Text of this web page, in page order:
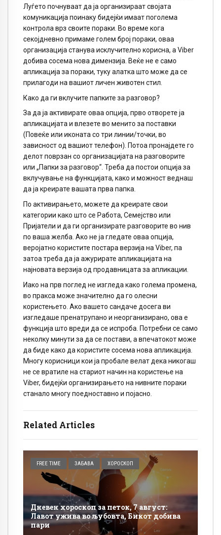
Related Articles
FREE TIME ЗАБАВА ХОРОСКОП
Дневен хороскоп за петок, 7 август:
Лавот ужива во љубовта, Бикот добива
пари
Луѓето почнуваат да ја организираат својата
комуникација поинаку бидејќи имаат поголема
контрола врз своите пораки. Во време кога
секојдневно примаме голем број пораки, оваа
организација станува исклучително корисна, а Viber
добива сосема нова димензија. Веќе не е само
апликација за пораки, туку алатка што може да се
прилагоди на вашиот личен животен стил.
Како да ги вклучите папките за разговор?
За да ја активирате оваа опција, прво отворете ја
апликацијата и влезете во менито за поставки
(Повеќе или иконата со три линии/точки, во
зависност од вашиот телефон). Потоа пронајдете го
делот поврзан со организацијата на разговорите
или „Папки за разговор“. Треба да постои опција за
вклучување на функцијата, како и можност веднаш
да ја креирате вашата прва папка.
По активирањето, можете да креирате свои
категории како што се Работа, Семејство или
Пријатели и да ги организирате разговорите во нив
по ваша желба. Ако не ја гледате оваа опција,
веројатно користите постара верзија на Viber, па
затоа треба да ја ажурирате апликацијата на
најновата верзија од продавницата за апликации.
Иако на прв поглед не изгледа како голема промена,
во пракса може значително да го олесни
користењето. Ако вашето сандаче досега ви
изгледаше пренатрупано и неорганизирано, ова е
функција што вреди да се испроба. Потребни се само
неколку минути за да се постави, а впечатокот може
да биде како да користите сосема нова апликација.
Многу корисници кои ја пробале велат дека никогаш
не се вратиле на стариот начин на користење на
Viber, бидејќи организирањето на нивните пораки
станало многу поедноставно и појасно.